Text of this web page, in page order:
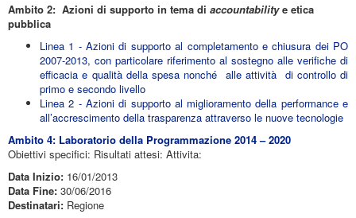
Ambito 2: Azioni di supporto in tema di accountabilitye etica
pubblica
Linea 1 - Azioni di supporto al completamento e chiusura dei PO
2007-2013, con particolare riferimento al sostegno alle verifiche di
efficacia e qualità della spesa nonché alle attività di controllo di
primo e secondo livello
Linea 2 - Azioni di supporto al miglioramento della performance e
all’accrescimento della trasparenza attraverso le nuove tecnologie
Ambito 4: Laboratorio della Programmazione 2014 – 2020
Obiettivi specifici: Risultati attesi: Attivita:
Data Inizio: 16/01/2013
Data Fine: 30/06/2016
Destinatari: Regione